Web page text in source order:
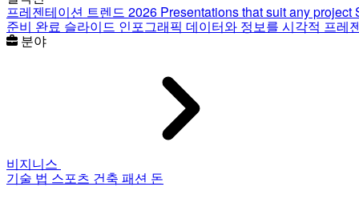
프레젠테이션 트렌드 2026 Presentations that suit any project
준비 완료 슬라이드 인포그래픽 데이터와 정보를 시각적 프레
분야
비지니스
기술 법 스포츠 건축 패션 돈